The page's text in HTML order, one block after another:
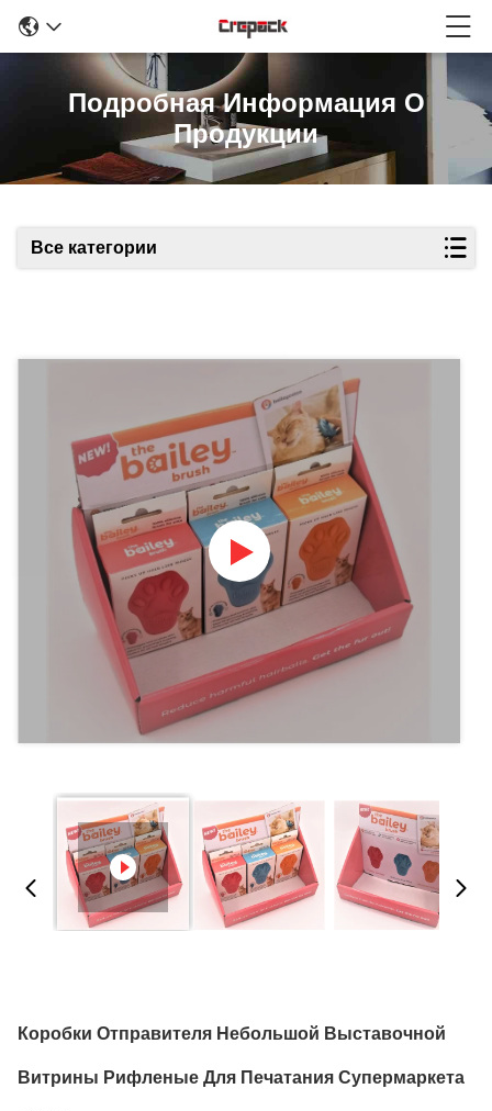
Подробная Информация О
Продукции
Все категории
Коробки Отправителя Небольшой Выставочной
Витрины Рифленые Для Печатания Супермаркета